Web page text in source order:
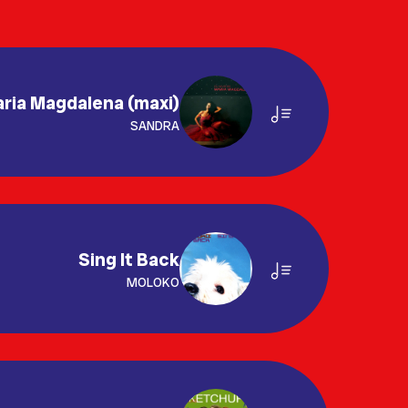
Magdalena (maxi)
SANDRA
Sing It Back
MOLOKO